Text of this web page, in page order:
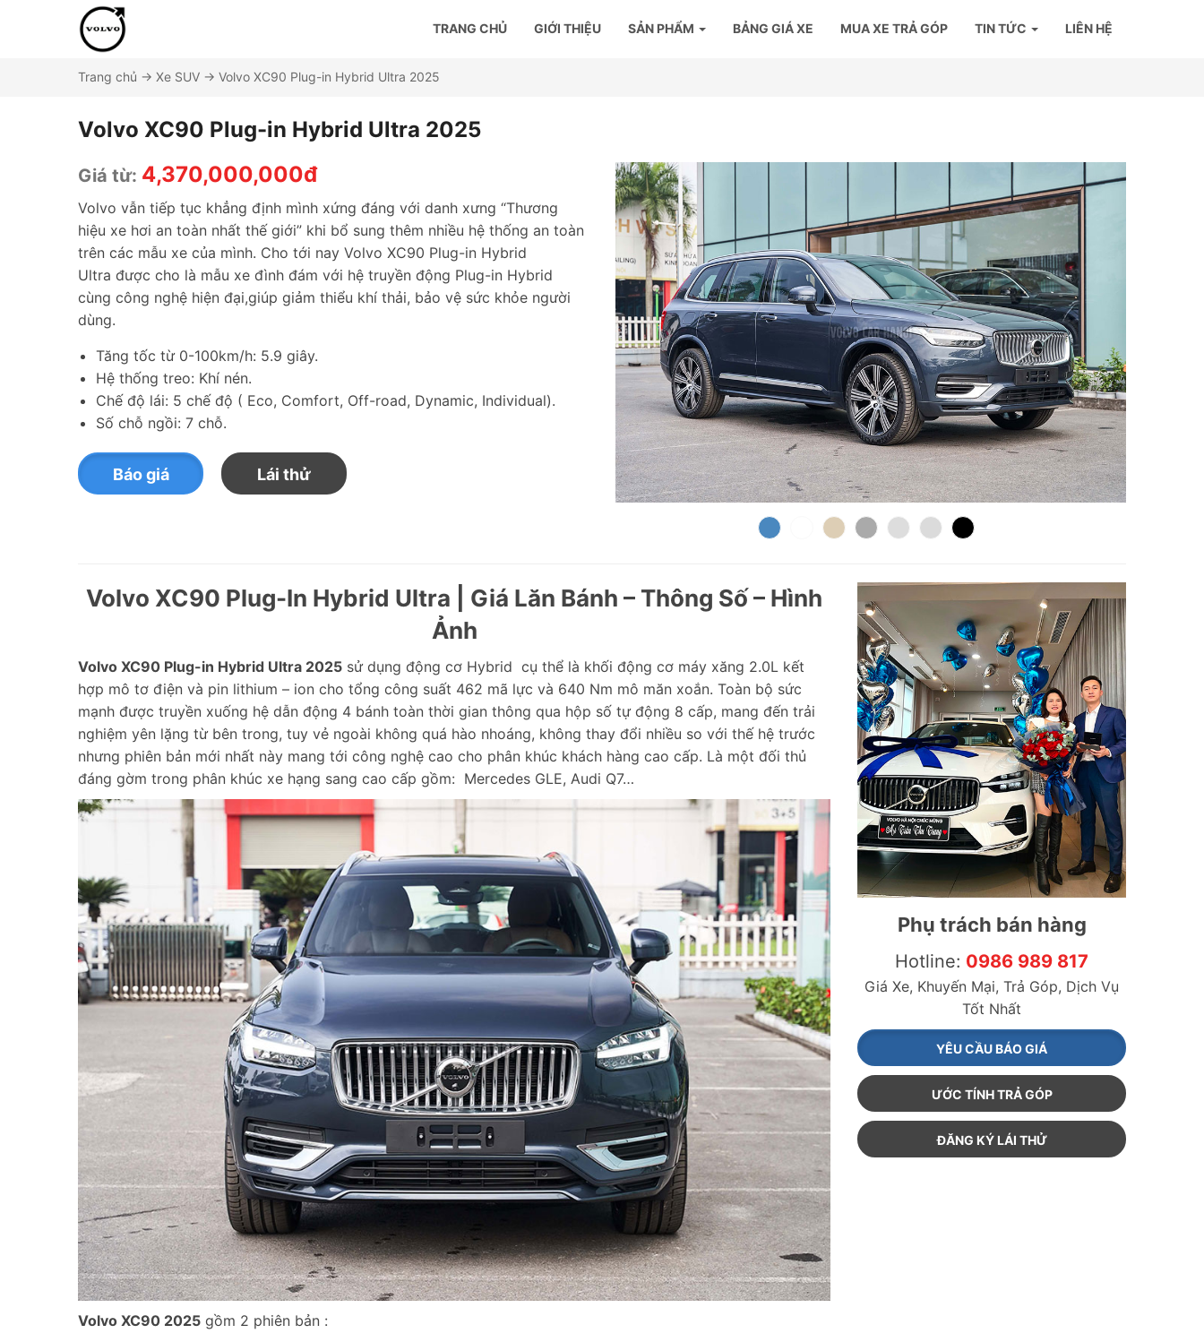
TRANG CHỦ GIỚI THIỆU SẢN PHẨM BẢNG GIÁ XE MUA XE TRẢ GÓP TIN TỨC LIÊN HỆ
Trang chủ → Xe SUV → Volvo XC90 Plug-in Hybrid Ultra 2025
Volvo XC90 Plug-in Hybrid Ultra 2025
Giá từ: 4,370,000,000đ
Volvo vẫn tiếp tục khẳng định mình xứng đáng với danh xưng “Thương
hiệu xe hơi an toàn nhất thế giới” khi bổ sung thêm nhiều hệ thống an toàn
trên các mẫu xe của mình. Cho tới nay Volvo XC90 Plug-in Hybrid
Ultra được cho là mẫu xe đình đám với hệ truyền động Plug-in Hybrid
cùng công nghệ hiện đại,giúp giảm thiểu khí thải, bảo vệ sức khỏe người
dùng.
Tăng tốc từ 0-100km/h: 5.9 giây.
Hệ thống treo: Khí nén.
Chế độ lái: 5 chế độ ( Eco, Comfort, Off-road, Dynamic, Individual).
Số chỗ ngồi: 7 chỗ.
Báo giá Lái thử
Volvo XC90 Plug-In Hybrid Ultra | Giá Lăn Bánh – Thông Số – Hình
Ảnh
Volvo XC90 Plug-in Hybrid Ultra 2025 sử dụng động cơ Hybrid cụ thể là khối động cơ máy xăng 2.0L kết
hợp mô tơ điện và pin lithium – ion cho tổng công suất 462 mã lực và 640 Nm mô măn xoắn. Toàn bộ sức
mạnh được truyền xuống hệ dẫn động 4 bánh toàn thời gian thông qua hộp số tự động 8 cấp, mang đến trải
nghiệm yên lặng từ bên trong, tuy vẻ ngoài không quá hào nhoáng, không thay đổi nhiều so với thế hệ trước
nhưng phiên bản mới nhất này mang tới công nghệ cao cho phân khúc khách hàng cao cấp. Là một đối thủ
đáng gờm trong phân khúc xe hạng sang cao cấp gồm: Mercedes GLE, Audi Q7…
Volvo XC90 2025 gồm 2 phiên bản :
Phụ trách bán hàng
Hotline: 0986 989 817
Giá Xe, Khuyến Mại, Trả Góp, Dịch Vụ
Tốt Nhất
YÊU CẦU BÁO GIÁ
ƯỚC TÍNH TRẢ GÓP
ĐĂNG KÝ LÁI THỬ